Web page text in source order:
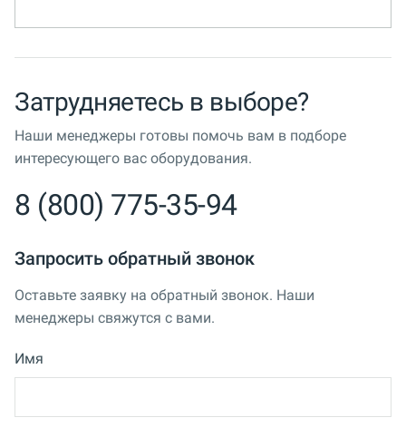
Затрудняетесь в выборе?
Наши менеджеры готовы помочь вам в подборе
интересующего вас оборудования.
8 (800) 775-35-94
Запросить обратный звонок
Оставьте заявку на обратный звонок. Наши
менеджеры свяжутся с вами.
Имя